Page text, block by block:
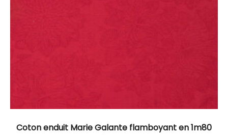
Coton enduit Marie Galante flamboyant en 1m80